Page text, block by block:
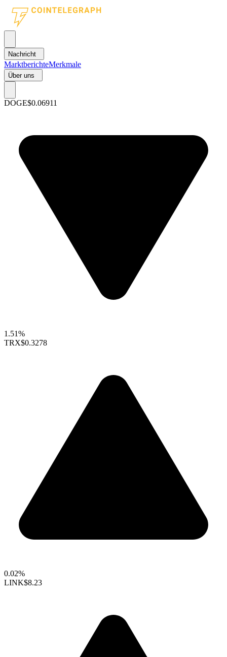
Nachricht
MarktberichteMerkmale
Über uns
DOGE$0.06911
1.51%
TRX$0.3278
0.02%
LINK$8.23